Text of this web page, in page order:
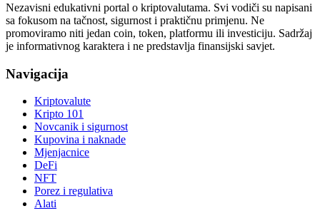
Nezavisni edukativni portal o kriptovalutama. Svi vodiči su napisani
sa fokusom na tačnost, sigurnost i praktičnu primjenu. Ne
promoviramo niti jedan coin, token, platformu ili investiciju. Sadržaj
je informativnog karaktera i ne predstavlja finansijski savjet.
Navigacija
Kriptovalute
Kripto 101
Novcanik i sigurnost
Kupovina i naknade
Mjenjacnice
DeFi
NFT
Porez i regulativa
Alati